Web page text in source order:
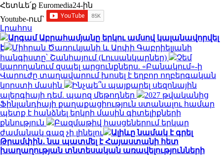
Հետևե՛ք Euromedia24-ին
Youtube-ում`
Լրահոս
Արգամ Աբրահամյանը երկու ամսով կալանավորվել
է
Միհրան Ծառուկյանի և Արփի Գաբրիելյանի
հանգիստը՝ Շանհայում (Լուսանկարներ)
Չեմ
կարողանում զսպել արցունքներս. «Բանակում»-ի
Վարուժը տաղավարում խոսել է եղբոր ողբերգական
կորստի մասին
Ինչպե՞ս պայքարել սեզոնային
ալերգիայի դեմ. պարզ մեթոդներ
2027 թվականից
Ֆինլանդիայի քաղաքացիություն ստանալու համար
պետք է հանձնել երկրի մասին գիտելիքների
քննություն
Բազմաթիվ հասցեներում երկար
ժամանակ գազ չի լինելու
Ալիևը նամակ է գրել
Թրամփին․ նա պատմել է Հայաստանի հետ
խաղաղության տնտեսական առավելությունների